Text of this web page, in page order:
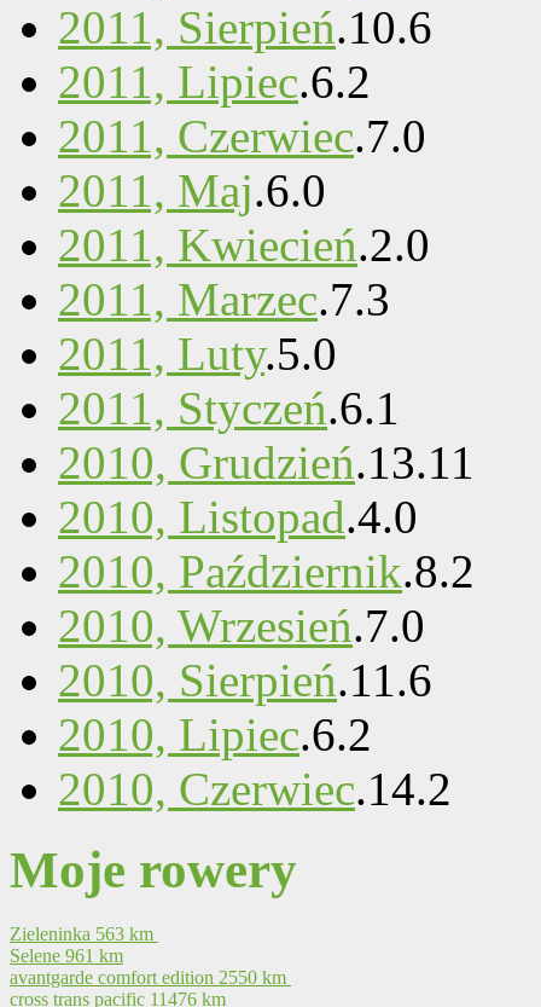
2011, Sierpień.10.6
2011, Lipiec.6.2
2011, Czerwiec.7.0
2011, Maj.6.0
2011, Kwiecień.2.0
2011, Marzec.7.3
2011, Luty.5.0
2011, Styczeń.6.1
2010, Grudzień.13.11
2010, Listopad.4.0
2010, Październik.8.2
2010, Wrzesień.7.0
2010, Sierpień.11.6
2010, Lipiec.6.2
2010, Czerwiec.14.2
Moje rowery
Zieleninka 563 km
Selene 961 km
avantgarde comfort edition 2550 km
cross trans pacific 11476 km